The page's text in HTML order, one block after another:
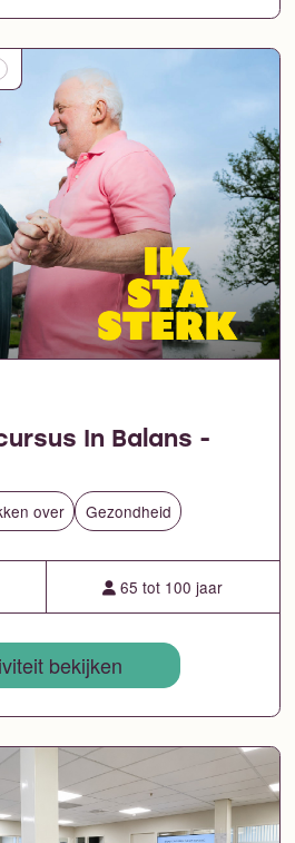
In Balans -
over Gezondheid
65 tot 100 jaar
bekijken